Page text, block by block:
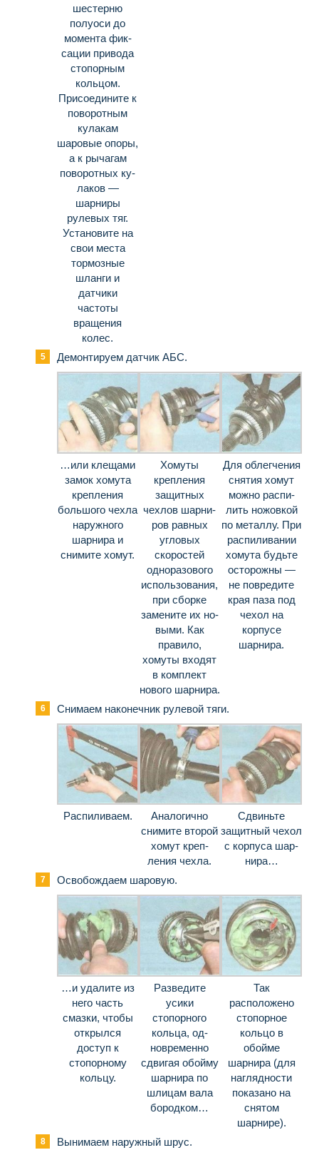
шестерню
полуоси до
момента фик­
сации привода
стопорным
кольцом.
Присоедините к
поворотным
кулакам
шаровые опоры,
а к рычагам
поворотных ку­
лаков —
шарниры
рулевых тяг.
Установите на
свои места
тормозные
шланги и
датчики
частоты
вращения
колес.
Демонтируем датчик АБС.
…или клещами
замок хомута
крепления
большого чехла
наружного
шарнира и
сними­те хомут.
Хомуты
крепления
защитных
чехлов шарни­
ров равных
угловых
скоростей
одноразового
использования,
при сборке
замените их но­
выми. Как
правило,
хомуты входят
в ком­плект
нового шарнира.
Для облегчения
снятия хомут
можно распи­
лить ножовкой
по металлу. При
распилива­нии
хомута будьте
осторожны —
не повредите
края паза под
чехол на
корпусе
шарнира.
Снимаем наконечник рулевой тяги.
Распиливаем.
Аналогично
снимите второй
хомут креп­
ления чехла.
Сдвиньте
защитный чехол
с корпуса шар­
нира…
Освобождаем шаровую.
…и удалите из
него часть
смазки, чтобы
открылся
доступ к
стопорному
кольцу.
Разведите
усики
стопорного
кольца, од­
новременно
сдвигая обойму
шарнира по
шлицам вала
бородком…
Так
расположено
стопорное
кольцо в
обойме
шарнира (для
наглядности
показано на
сня­том
шарнире).
Вынимаем наружный шрус.